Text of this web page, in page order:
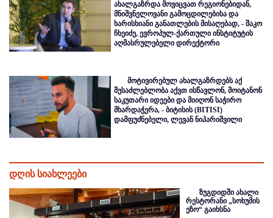
ახალგაზრდა მოვიცვათ რეგიონებიდან,
მნიშვნელოვანი გამოცდილებისა და
ხარისხიანი განათლების მისაღებად, - შაკო
ჩხეიძე, ევროპულ-ქართული ინსტიტუტის
აღმასრულებელი დირექტორი
მოტივირებულ ახალგაზრდებს აქ
შესაძლებლობა აქვთ ისწავლონ, მოიტანონ
საკუთარი იდეები და მიიღონ საჭირო
მხარდაჭერა, - ბიტისის (BITISI)
დამფუძნებელი, ლევან ნიპარიშვილი
დღის სიახლეები
ზუგდიდში ახალი
რესტორანი „სოხუმის
ეზო“ გაიხსნა